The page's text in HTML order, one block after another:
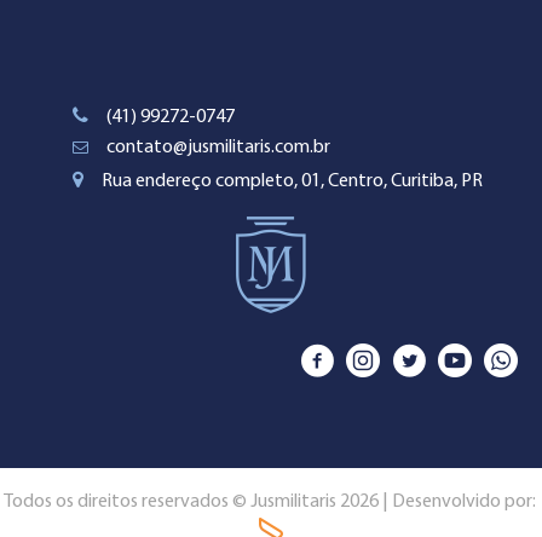
(41) 99272-0747
contato@jusmilitaris.com.br
Rua endereço completo, 01, Centro, Curitiba, PR
Todos os direitos reservados © Jusmilitaris 2026 | Desenvolvido por: